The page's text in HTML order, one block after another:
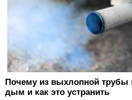
Почему из выхлопной трубы
дым и как это устранить